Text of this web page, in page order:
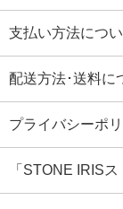
支払い方法につ
配送方法･送料に
プライバシーポ
「STONE IRIS